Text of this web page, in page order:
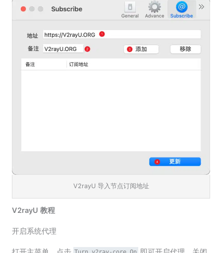
V2rayU 导入节点订阅地址
V2rayU 教程
开启系统代理